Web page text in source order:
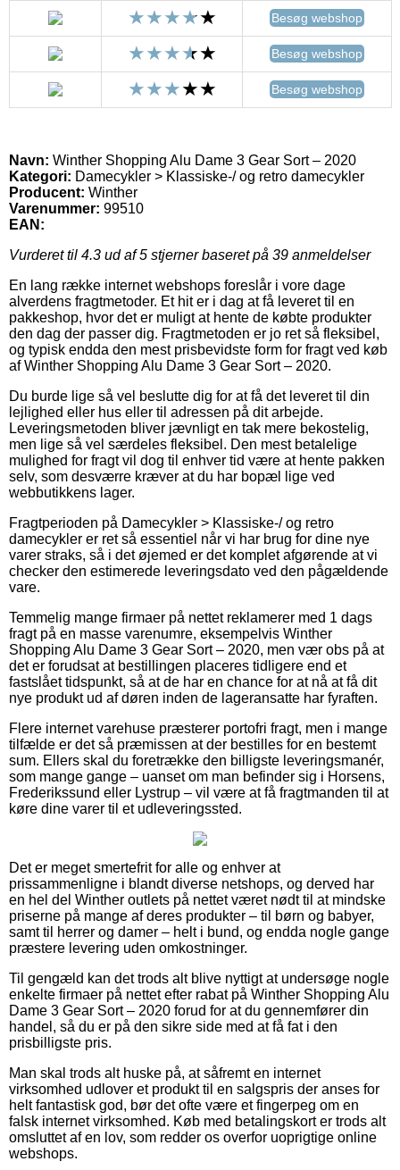
Besøg webshop
Besøg webshop
Besøg webshop
Navn: Winther Shopping Alu Dame 3 Gear Sort – 2020
Kategori: Damecykler > Klassiske-/ og retro damecykler
Producent: Winther
Varenummer: 99510
EAN:
Vurderet til 4.3 ud af 5 stjerner baseret på 39 anmeldelser
En lang række internet webshops foreslår i vore dage
alverdens fragtmetoder. Et hit er i dag at få leveret til en
pakkeshop, hvor det er muligt at hente de købte produkter
den dag der passer dig. Fragtmetoden er jo ret så fleksibel,
og typisk endda den mest prisbevidste form for fragt ved køb
af Winther Shopping Alu Dame 3 Gear Sort – 2020.
Du burde lige så vel beslutte dig for at få det leveret til din
lejlighed eller hus eller til adressen på dit arbejde.
Leveringsmetoden bliver jævnligt en tak mere bekostelig,
men lige så vel særdeles fleksibel. Den mest betalelige
mulighed for fragt vil dog til enhver tid være at hente pakken
selv, som desværre kræver at du har bopæl lige ved
webbutikkens lager.
Fragtperioden på Damecykler > Klassiske-/ og retro
damecykler er ret så essentiel når vi har brug for dine nye
varer straks, så i det øjemed er det komplet afgørende at vi
checker den estimerede leveringsdato ved den pågældende
vare.
Temmelig mange firmaer på nettet reklamerer med 1 dags
fragt på en masse varenumre, eksempelvis Winther
Shopping Alu Dame 3 Gear Sort – 2020, men vær obs på at
det er forudsat at bestillingen placeres tidligere end et
fastslået tidspunkt, så at de har en chance for at nå at få dit
nye produkt ud af døren inden de lageransatte har fyraften.
Flere internet varehuse præsterer portofri fragt, men i mange
tilfælde er det så præmissen at der bestilles for en bestemt
sum. Ellers skal du foretrække den billigste leveringsmanér,
som mange gange – uanset om man befinder sig i Horsens,
Frederikssund eller Lystrup – vil være at få fragtmanden til at
køre dine varer til et udleveringssted.
Det er meget smertefrit for alle og enhver at
prissammenligne i blandt diverse netshops, og derved har
en hel del Winther outlets på nettet været nødt til at mindske
priserne på mange af deres produkter – til børn og babyer,
samt til herrer og damer – helt i bund, og endda nogle gange
præstere levering uden omkostninger.
Til gengæld kan det trods alt blive nyttigt at undersøge nogle
enkelte firmaer på nettet efter rabat på Winther Shopping Alu
Dame 3 Gear Sort – 2020 forud for at du gennemfører din
handel, så du er på den sikre side med at få fat i den
prisbilligste pris.
Man skal trods alt huske på, at såfremt en internet
virksomhed udlover et produkt til en salgspris der anses for
helt fantastisk god, bør det ofte være et fingerpeg om en
falsk internet virksomhed. Køb med betalingskort er trods alt
omsluttet af en lov, som redder os overfor uoprigtige online
webshops.